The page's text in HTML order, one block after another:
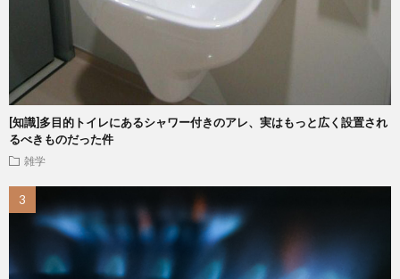
[知識]多目的トイレにあるシャワー付きのアレ、実はもっと広く設置され
るべきものだった件
雑学